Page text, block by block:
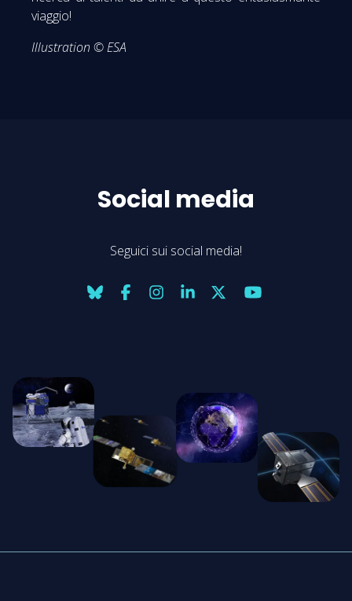
viaggio!
Illustration © ESA
Social media
Seguici sui social media!